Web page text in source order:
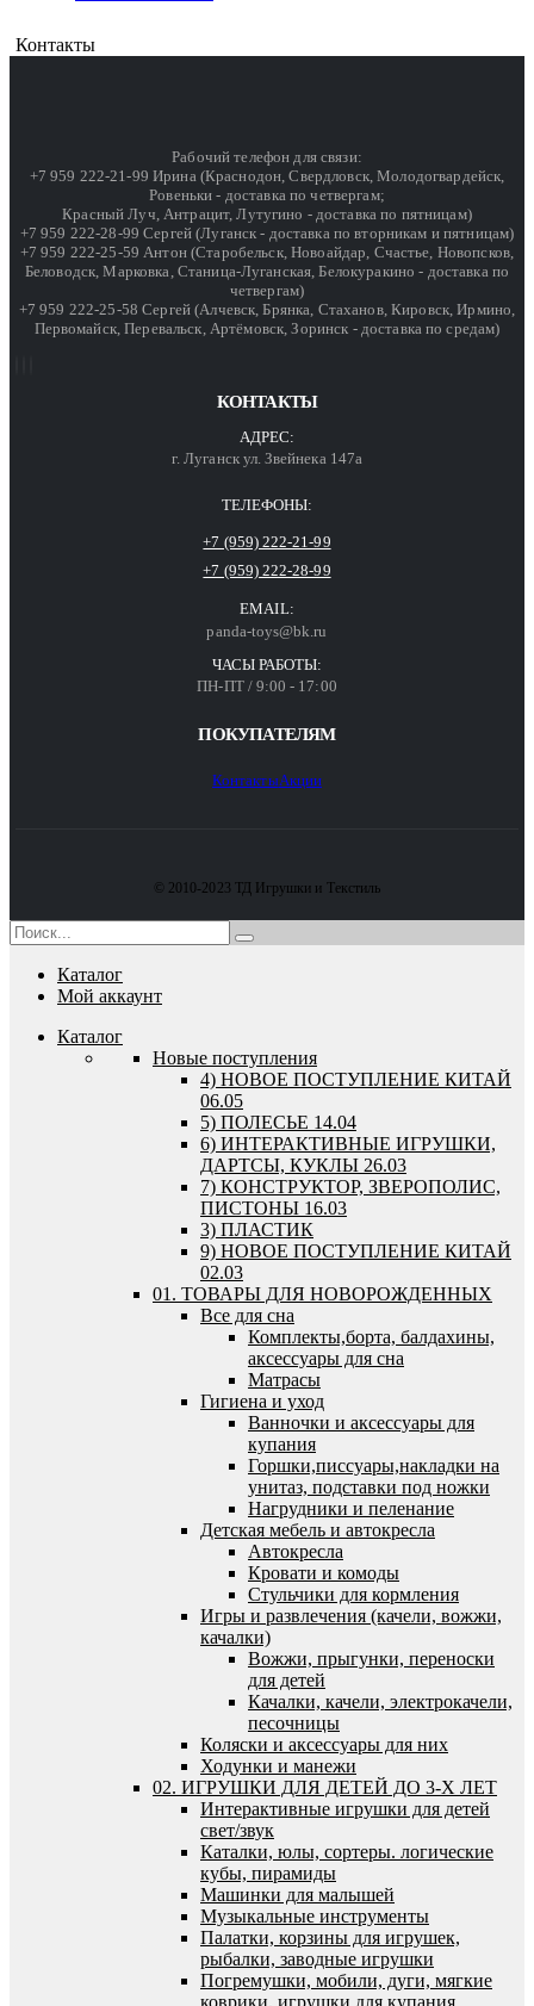
Контакты
Рабочий телефон для связи:
+7 959 222-21-99 Ирина (Краснодон, Свердловск, Молодогвардейск,
Ровеньки - доставка по четвергам;
Красный Луч, Антрацит, Лутугино - доставка по пятницам)
+7 959 222-28-99 Сергей (Луганск - доставка по вторникам и пятницам)
+7 959 222-25-59 Антон (Старобельск, Новоайдар, Счастье, Новопсков,
Беловодск, Марковка, Станица-Луганская, Белокуракино - доставка по
четвергам)
+7 959 222-25-58 Сергей (Алчевск, Брянка, Стаханов, Кировск, Ирмино,
Первомайск, Перевальск, Артёмовск, Зоринск - доставка по средам)
КОНТАКТЫ
АДРЕС:
г. Луганск ул. Звейнека 147а
ТЕЛЕФОНЫ:
+7 (959) 222-21-99
+7 (959) 222-28-99
EMAIL:
panda-toys@bk.ru
ЧАСЫ РАБОТЫ:
ПН-ПТ / 9:00 - 17:00
ПОКУПАТЕЛЯМ
КонтактыАкции
© 2010-2023 ТД Игрушки и Текстиль
Каталог
Мой аккаунт
Каталог
Новые поступления
4) НОВОЕ ПОСТУПЛЕНИЕ КИТАЙ
06.05
5) ПОЛЕСЬЕ 14.04
6) ИНТЕРАКТИВНЫЕ ИГРУШКИ,
ДАРТСЫ, КУКЛЫ 26.03
7) КОНСТРУКТОР, ЗВЕРОПОЛИС,
ПИСТОНЫ 16.03
3) ПЛАСТИК
9) НОВОЕ ПОСТУПЛЕНИЕ КИТАЙ
02.03
01. ТОВАРЫ ДЛЯ НОВОРОЖДЕННЫХ
Все для сна
Комплекты,борта, балдахины,
аксессуары для сна
Матрасы
Гигиена и уход
Ванночки и аксессуары для
купания
Горшки,писсуары,накладки на
унитаз, подставки под ножки
Нагрудники и пеленание
Детская мебель и автокресла
Автокресла
Кровати и комоды
Стульчики для кормления
Игры и развлечения (качели, вожжи,
качалки)
Вожжи, прыгунки, переноски
для детей
Качалки, качели, электрокачели,
песочницы
Коляски и аксессуары для них
Ходунки и манежи
02. ИГРУШКИ ДЛЯ ДЕТЕЙ ДО 3-Х ЛЕТ
Интерактивные игрушки для детей
свет/звук
Каталки, юлы, сортеры. логические
кубы, пирамиды
Машинки для малышей
Музыкальные инструменты
Палатки, корзины для игрушек,
рыбалки, заводные игрушки
Погремушки, мобили, дуги, мягкие
коврики, игрушки для купания